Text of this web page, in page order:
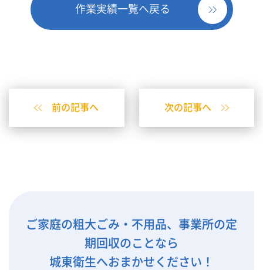
作業実績一覧へ戻る
前の記事へ 次の記事へ
ご家庭の粗大ごみ・不用品、事業所の定
期回収のことなら
城東衛生へおまかせください！